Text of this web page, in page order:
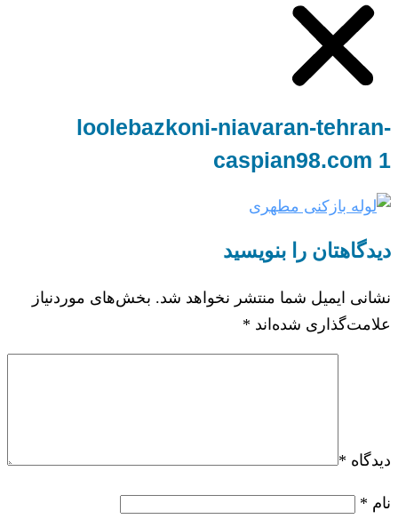
loolebazkoni-niavaran-tehran-
caspian98.com 1
دیدگاهتان را بنویسید
نشانی ایمیل شما منتشر نخواهد شد. بخش‌های موردنیاز
علامت‌گذاری شده‌اند *
دیدگاه *
نام *